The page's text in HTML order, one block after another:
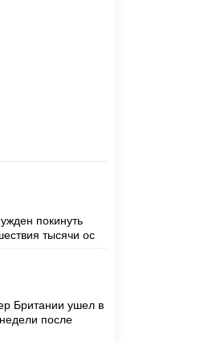
покинуть
тысячи ос
Британии ушел в
после